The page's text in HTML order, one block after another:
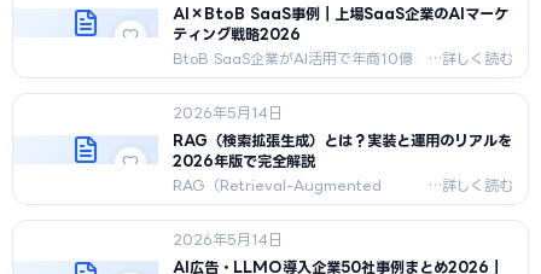
2026年最新版。
AI×BtoB SaaS事例｜上場SaaS企業のAIマーケ
ティング戦略2026
BtoB SaaS企業がAI活用で年商10億
→200億規模に成長した事例5社を公
開。HR Tech・会計・マーケSaaS・エ
ンタープライズ・垂直SaaSのパター
ン、CAC削減・受注率改善の実数値ま
で網羅。
2026年5月14日
RAG（検索拡張生成）とは？実装と運用のリアルを
2026年版で完全解説
RAG（Retrieval-Augmented
Generation）の仕組み・ベクトルDB
比較・Naive/Advanced/Modular
RAGアーキテクチャ・実装ステップ・
失敗パターンを2026年5月最新版で完
2026年5月14日
AI広告・LLMO導入企業50社事例まとめ2026｜